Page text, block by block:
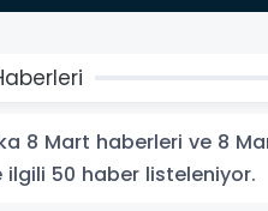
8 Mart haberleri ve 8
ilgili 50 haber listeleniyor.